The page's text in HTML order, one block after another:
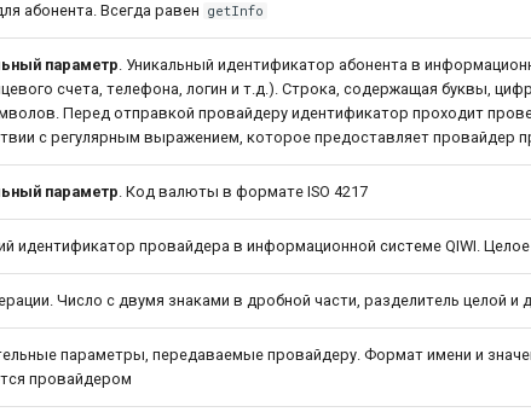
абонента. Всегда равен getInfo
параметр. Уникальный идентификатор абонента в
счета, телефона, логин и т.д.). Строка, содержащая буквы,
Перед отправкой провайдеру идентификатор проходит
с регулярным выражением, которое предоставляет провайдер
параметр. Код валюты в формате ISO 4217
идентификатор провайдера в информационной системе QIWI.
Число с двумя знаками в дробной части, разделитель целой и
параметры, передаваемые провайдеру. Формат имени и
провайдером